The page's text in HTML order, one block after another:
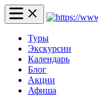
Туры
Экскурсии
Календарь
Блог
Акции
Афиша